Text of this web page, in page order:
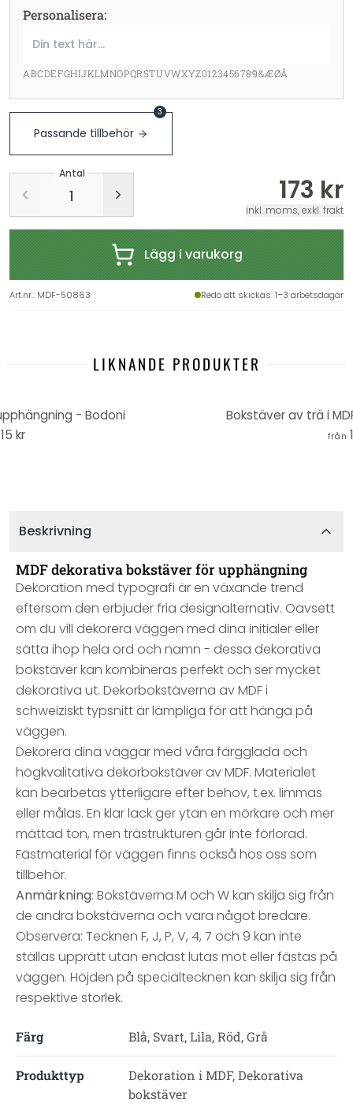
Personalisera:
ABCDEFGHIJKLMNOPQRSTUVWXYZ0123456789&ÆØÅ
Passande tillbehör
3
Antal
173 kr
inkl. moms, exkl. frakt
Lägg i varukorg
Art.nr.: MDF-50863 Redo att skickas: 1–3 arbetsdagar
LIKNANDE PRODUKTER
- Bodoni
kr
Bokstäver av trä i
från
Beskrivning
MDF dekorativa bokstäver för upphängning
Dekoration med typografi är en växande trend
eftersom den erbjuder fria designalternativ. Oavsett
om du vill dekorera väggen med dina initialer eller
sätta ihop hela ord och namn - dessa dekorativa
bokstäver kan kombineras perfekt och ser mycket
dekorativa ut. Dekorbokstäverna av MDF i
schweiziskt typsnitt är lämpliga för att hänga på
väggen.
Dekorera dina väggar med våra färgglada och
högkvalitativa dekorbokstäver av MDF. Materialet
kan bearbetas ytterligare efter behov, t.ex. limmas
eller målas. En klar lack ger ytan en mörkare och mer
mättad ton, men trästrukturen går inte förlorad.
Fästmaterial för väggen finns också hos oss som
tillbehör.
Anmärkning: Bokstäverna M och W kan skilja sig från
de andra bokstäverna och vara något bredare.
Observera: Tecknen F, J, P, V, 4, 7 och 9 kan inte
ställas upprätt utan endast lutas mot eller fästas på
väggen. Höjden på specialtecknen kan skilja sig från
respektive storlek.
Färg Blå, Svart, Lila, Röd, Grå
Produkttyp
Dekoration i MDF, Dekorativa
bokstäver